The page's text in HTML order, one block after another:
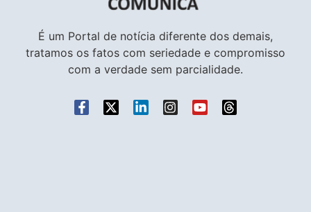
É um Portal de notícia diferente dos demais,
tratamos os fatos com seriedade e compromisso
com a verdade sem parcialidade.